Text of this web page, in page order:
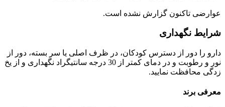
عوارضی تاکنون گزارش نشده است.
شرایط نگهداری
دارو را دور از دسترس کودکان، در ظرف اصلی یا سر بسته، دور از
نور و رطوبت و در دمای کمتر از 30 درجه سانتیگراد نگهداری و از یخ
زدگی محافظت نمایید.
معرفی برند